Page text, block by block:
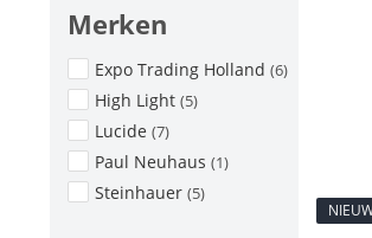
Merken
Expo Trading Holland (6)
High Light (5)
Lucide (7)
Paul Neuhaus (1)
Steinhauer (5)